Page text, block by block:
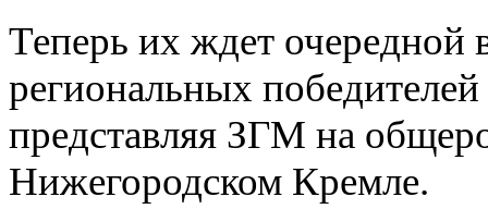
Теперь их ждет очередной
региональных
представляя ЗГМ на
Нижегородском Кремле.